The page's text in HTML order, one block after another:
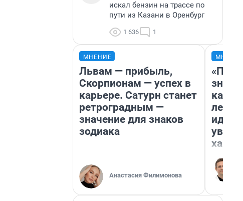
искал бензин на трассе по
пути из Казани в Оренбург
1 636 1
МНЕНИЕ
Львам — прибыль,
Скорпионам — успех в
карьере. Сатурн станет
ретроградным —
значение для знаков
зодиака
Анастасия Филимонова
идею